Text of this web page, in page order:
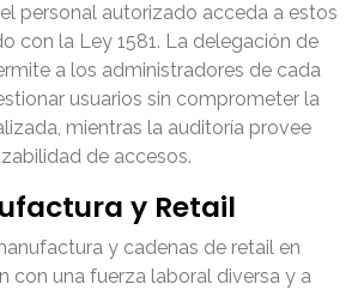
personal autorizado acceda a estos
con la Ley 1581. La delegación de
a los administradores de cada
usuarios sin comprometer la
mientras la auditoría provee
de accesos.
y Retail
y cadenas de retail en
con una fuerza laboral diversa y a